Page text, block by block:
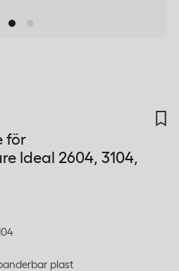
för
Ideal 2604, 3104,
plast